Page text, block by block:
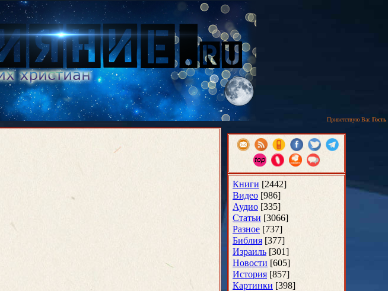
Приветствую Вас Гость
Книги [2442]
Видео [986]
Аудио [335]
Статьи [3066]
Разное [737]
Библия [377]
Израиль [301]
Новости [605]
История [857]
Картинки [398]